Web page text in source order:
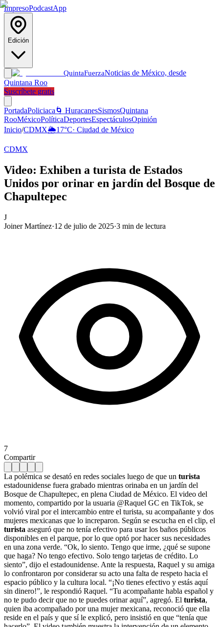
ImpresoPodcastApp
Edición
QuintaFuerzaNoticias de México, desde
Quintana Roo
Suscríbete gratis
PortadaPoliciaca 🌀 HuracanesSismosQuintana
RooMéxicoPolíticaDeportesEspectáculosOpinión
Inicio/CDMX🌦️17°C· Ciudad de México
CDMX
Video: Exhiben a turista de Estados
Unidos por orinar en jardín del Bosque de
Chapultepec
J
Joiner Martínez·12 de julio de 2025·3 min de lectura
7
Compartir
La polémica se desató en redes sociales luego de que un turista
estadounidense fuera grabado mientras orinaba en un jardín del
Bosque de Chapultepec, en plena Ciudad de México. El video del
momento, compartido por la usuaria @Raquel GC en TikTok, se
volvió viral por el intercambio entre el turista, su acompañante y dos
mujeres mexicanas que lo increparon. Según se escucha en el clip, el
turista aseguró que no tenía efectivo para usar los baños públicos
disponibles en el parque, por lo que optó por hacer sus necesidades
en una zona verde. “Ok, lo siento. Tengo que irme, ¿qué se supone
que haga? No tengo efectivo. Solo tengo tarjetas de crédito. Lo
siento”, dijo el estadounidense. Ante la respuesta, Raquel y su amiga
lo confrontaron por considerar su acto una falta de respeto hacia el
espacio público y la cultura local. “¡No tienes efectivo y estás aquí
sin dinero!”, le respondió Raquel. “Tu acompañante habla español y
no te pudo decir que no te puedes orinar aquí”, agregó. El turista,
quien iba acompañado por una mujer mexicana, reconoció que ella
reside en el país y que sí le explicó, pero insistió en que “tenía que